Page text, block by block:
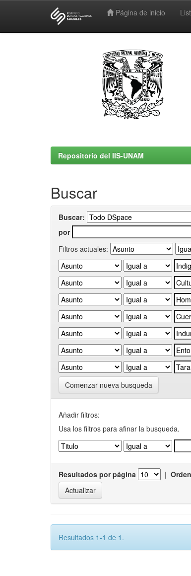
Página de inicio
Repositorio del IIS-UNAM
Buscar
Buscar:
por
Filtros actuales:
Comenzar nueva busqueda
Añadir filtros:
Usa los filtros para afinar la busqueda.
Resultados por página |
Resultados 1-1 de 1.